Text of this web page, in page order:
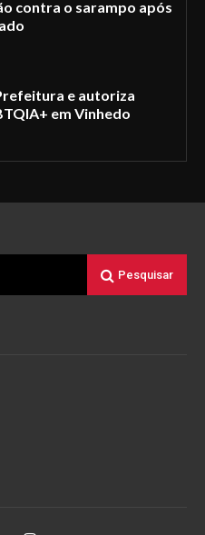
contra o sarampo após
e autoriza
em Vinhedo
Pesquisar